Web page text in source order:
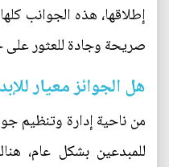
إطلاقها، هذه الجوانب
صريحة وجادة للعثور على
هل الجوائز معيار
من ناحية إدارة وتنظيم
للمبدعين بشكل عام،